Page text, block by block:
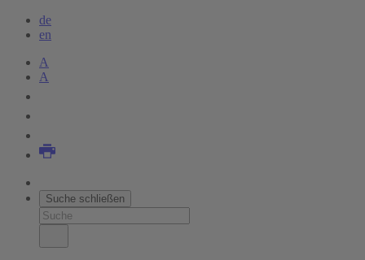
de
en
A
A
Suche schließen